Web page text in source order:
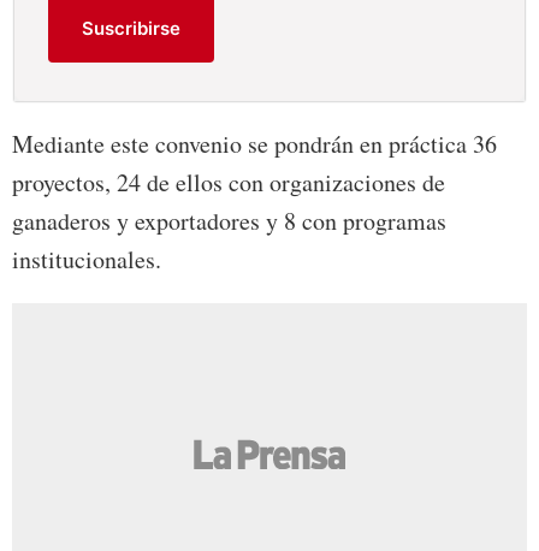
Suscribirse
Mediante este convenio se pondrán en práctica 36
proyectos, 24 de ellos con organizaciones de
ganaderos y exportadores y 8 con programas
institucionales.